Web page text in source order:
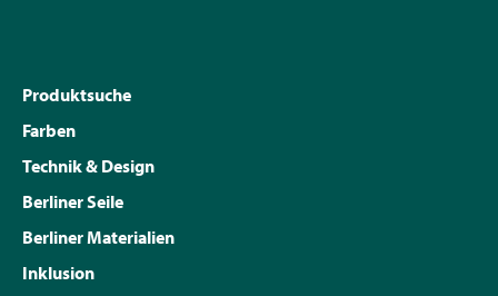
Produktsuche
Farben
Technik & Design
Berliner Seile
Berliner Materialien
Inklusion